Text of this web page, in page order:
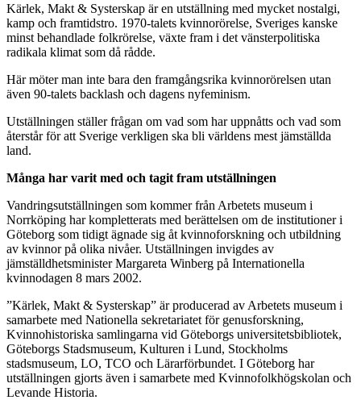
Kärlek, Makt & Systerskap är en utställning med mycket nostalgi,
kamp och framtidstro. 1970-talets kvinnorörelse, Sveriges kanske
minst behandlade folkrörelse, växte fram i det vänsterpolitiska
radikala klimat som då rådde.
Här möter man inte bara den framgångsrika kvinnorörelsen utan
även 90-talets backlash och dagens nyfeminism.
Utställningen ställer frågan om vad som har uppnåtts och vad som
återstår för att Sverige verkligen ska bli världens mest jämställda
land.
Många har varit med och tagit fram utställningen
Vandringsutställningen som kommer från Arbetets museum i
Norrköping har kompletterats med berättelsen om de institutioner i
Göteborg som tidigt ägnade sig åt kvinnoforskning och utbildning
av kvinnor på olika nivåer. Utställningen invigdes av
jämställdhetsminister Margareta Winberg på Internationella
kvinnodagen 8 mars 2002.
”Kärlek, Makt & Systerskap” är producerad av Arbetets museum i
samarbete med Nationella sekretariatet för genusforskning,
Kvinnohistoriska samlingarna vid Göteborgs universitetsbibliotek,
Göteborgs Stadsmuseum, Kulturen i Lund, Stockholms
stadsmuseum, LO, TCO och Lärarförbundet. I Göteborg har
utställningen gjorts även i samarbete med Kvinnofolkhögskolan och
Levande Historia.